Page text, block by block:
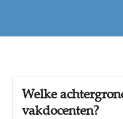
Welke
vakdocenten?